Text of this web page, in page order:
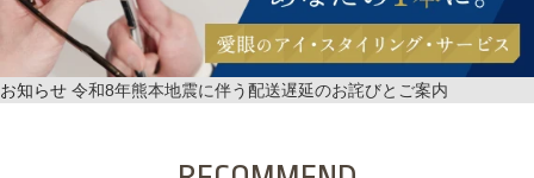
お知らせ 令和8年熊本地震に伴う配送遅延のお詫びとご案内